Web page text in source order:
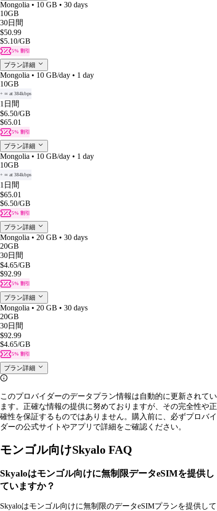
Mongolia • 10 GB • 30 days
10GB
30日間
$50.99
$5.10/GB
5% 割引
プラン詳細
Mongolia • 10 GB/day • 1 day
10GB
+ ∞ at 384kbps
1日間
$6.50/GB
$65.01
5% 割引
プラン詳細
Mongolia • 10 GB/day • 1 day
10GB
+ ∞ at 384kbps
1日間
$65.01
$6.50/GB
5% 割引
プラン詳細
Mongolia • 20 GB • 30 days
20GB
30日間
$4.65/GB
$92.99
5% 割引
プラン詳細
Mongolia • 20 GB • 30 days
20GB
30日間
$92.99
$4.65/GB
5% 割引
プラン詳細
このプロバイダーのデータプラン情報は自動的に更新されてい
ます。正確な情報の提供に努めておりますが、その完全性や正
確性を保証するものではありません。購入前に、必ずプロバイ
ダーの公式サイトやアプリで詳細をご確認ください。
モンゴル向けSkyalo FAQ
Skyaloはモンゴル向けに無制限データeSIMを提供し
ていますか？
Skyaloはモンゴル向けに無制限のデータeSIMプランを提供して